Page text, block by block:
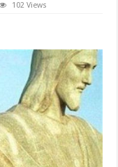
102 Views